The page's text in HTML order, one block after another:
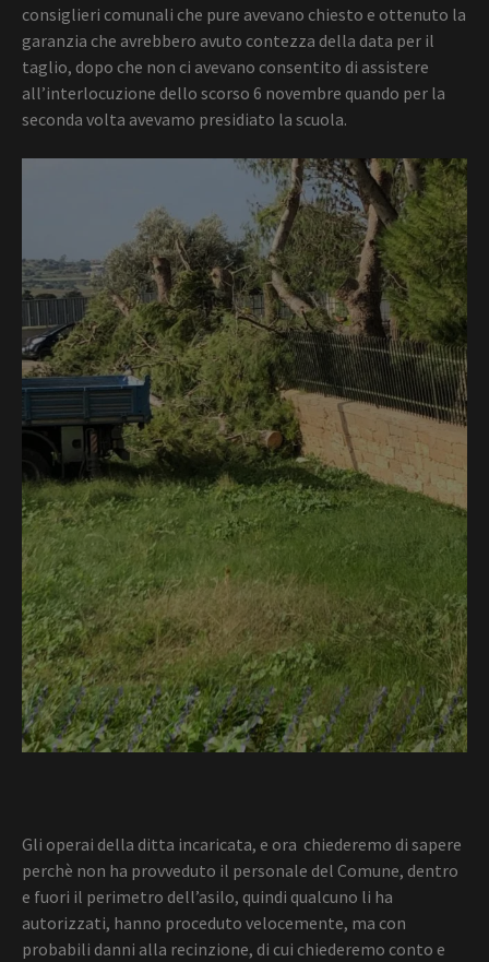
consiglieri comunali che pure avevano chiesto e ottenuto la
garanzia che avrebbero avuto contezza della data per il
taglio, dopo che non ci avevano consentito di assistere
all’interlocuzione dello scorso 6 novembre quando per la
seconda volta avevamo presidiato la scuola.
Gli operai della ditta incaricata, e ora chiederemo di sapere
perchè non ha provveduto il personale del Comune, dentro
e fuori il perimetro dell’asilo, quindi qualcuno li ha
autorizzati, hanno proceduto velocemente, ma con
probabili danni alla recinzione, di cui chiederemo conto e